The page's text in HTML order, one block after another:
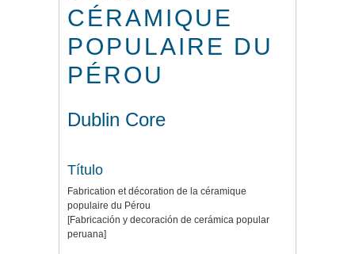
CÉRAMIQUE
POPULAIRE DU
PÉROU
Dublin Core
Título
Fabrication et décoration de la céramique
populaire du Pérou
[Fabricación y decoración de cerámica popular
peruana]